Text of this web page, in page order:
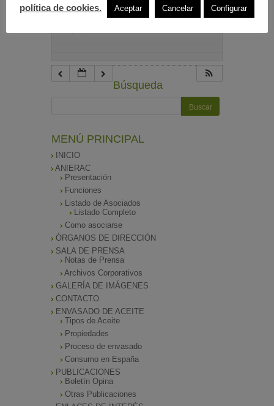
Búsqueda
MENÚ PRINCIPAL
INICIO
ANIERAC
Presentación
Funciones
Listado de Asociados
Listado Completo
Como asociarse
ÓRGANOS DE DIRECCIÓN
SALA DE PRENSA
Notas de Prensa
Archivos Corporativos
GALERÍA DE IMÁGENES
CONTACTO
ENVASADO DE ACEITE
Tipos de Aceite
Propiedades
Proceso de envasado
Consumo en España
PUBLICACIONES
Boletín Opina
Otras Publicaciones
política de cookies.
Aceptar Cancelar Configurar